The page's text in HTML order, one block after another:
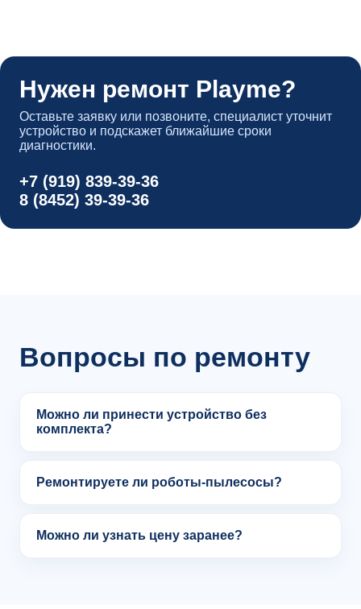
Нужен ремонт Playme?
Оставьте заявку или позвоните, специалист уточнит
устройство и подскажет ближайшие сроки
диагностики.
+7 (919) 839-39-36
8 (8452) 39-39-36
Вопросы по ремонту
Можно ли принести устройство без
комплекта?
Ремонтируете ли роботы-пылесосы?
Можно ли узнать цену заранее?